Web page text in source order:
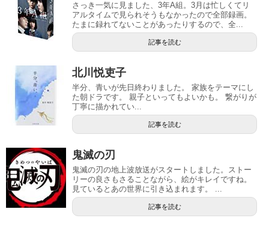
さっき一気に見ました、3年A組。3月は忙しくてリ
アルタイムで見られそうもなかったので全部録画。
たまに録れてないことがあったりするので、全...
記事を読む
北川悦吏子
半分、青いが先日終わりました。 家族をテーマにし
た朝ドラです。 親子といってもよいかも。 繋がりが
丁寧に描かれてい...
記事を読む
鬼滅の刃
鬼滅の刃の地上波放送がスタートしました。ストー
リーの良さもさることながら、絵がキレイですね。
見ているとあの世界に引き込まれます。 ...
記事を読む